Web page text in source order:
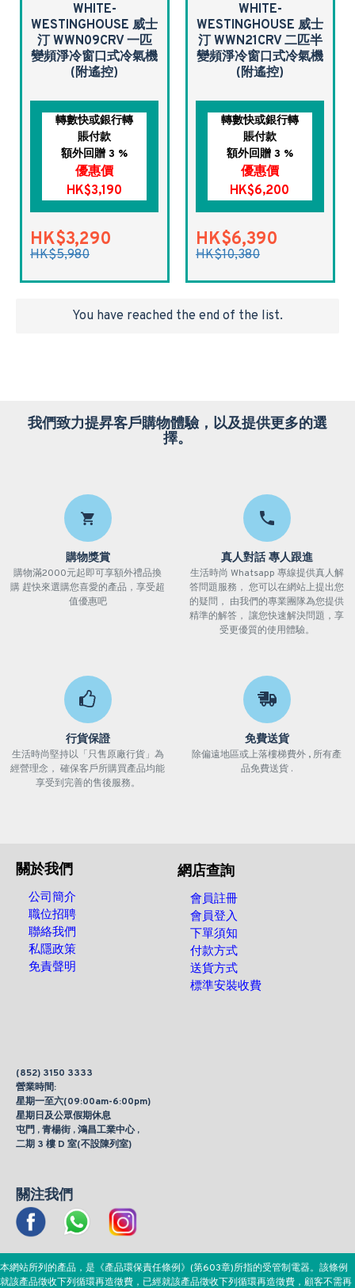
WHITE-
WESTINGHOUSE 威士
汀 WWN09CRV 一匹
變頻淨冷窗口式冷氣機
(附遙控)
轉數快或銀行轉
賬付款
額外回贈 3 %
優惠價
HK$3,190
HK$3,290
HK$5,980
WHITE-
WESTINGHOUSE 威士
汀 WWN21CRV 二匹半
變頻淨冷窗口式冷氣機
(附遙控)
轉數快或銀行轉
賬付款
額外回贈 3 %
優惠價
HK$6,200
HK$6,390
HK$10,380
You have reached the end of the list.
我們致力提昇客戶購物體驗，以及提供更多的選
擇。
購物獎賞
購物滿2000元起即可享額外禮品換
購 趕快來選購您喜愛的產品，享受超
值優惠吧
真人對話 專人跟進
生活時尚 Whatsapp 專線提供真人解
答問題服務， 您可以在網站上提出您
的疑問， 由我們的專業團隊為您提供
精準的解答， 讓您快速解決問題，享
受更優質的使用體驗。
行貨保證
生活時尚堅持以「只售原廠行貨」為
經營理念， 確保客戶所購買產品均能
享受到完善的售後服務。
免費送貨
除偏遠地區或上落樓梯費外 , 所有產
品免費送貨 .
關於我們
公司簡介
職位招聘
聯絡我們
私隱政策
免責聲明
網店查詢
會員註冊
會員登入
下單須知
付款方式
送貨方式
標準安裝收費
(852) 3150 3333
營業時間:
星期一至六(09:00am-6:00pm)
星期日及公眾假期休息
屯門 , 青楊街 , 鴻昌工業中心 ,
二期 3 樓 D 室(不設陳列室)
關注我們
本網站所列的產品，是《產品環保責任條例》(第603章)所指的受管制電器。該條例
就該產品徵收下列循環再造徵費，已經就該產品徵收下列循環再造徵費，顧客不需再